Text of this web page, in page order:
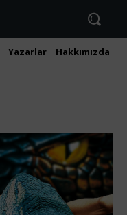
Yazarlar Hakkımızda